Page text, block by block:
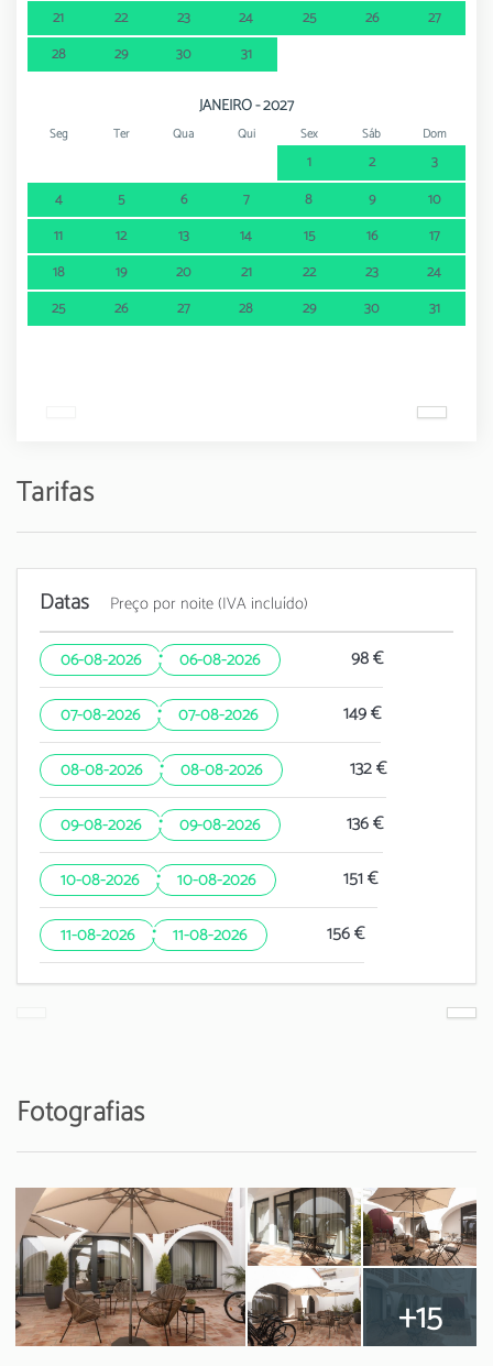
21 22 23 24 25 26
27
28
29 30 31
JANEIRO - 2027
Seg Ter Qua Qui Sex Sáb Dom
1 2
3
4
5 6 7 8 9
10
11
12 13 14 15 16
17
18
19 20 21 22 23
24
25
26 27 28 29 30 31
Tarifas
Datas Preço por noite (IVA incluído)
06-08-2026 · 06-08-2026 98 €
07-08-2026 · 07-08-2026 149 €
08-08-2026 · 08-08-2026 132 €
09-08-2026 · 09-08-2026 136 €
10-08-2026 · 10-08-2026 151 €
11-08-2026 · 11-08-2026 156 €
Fotografias
+15